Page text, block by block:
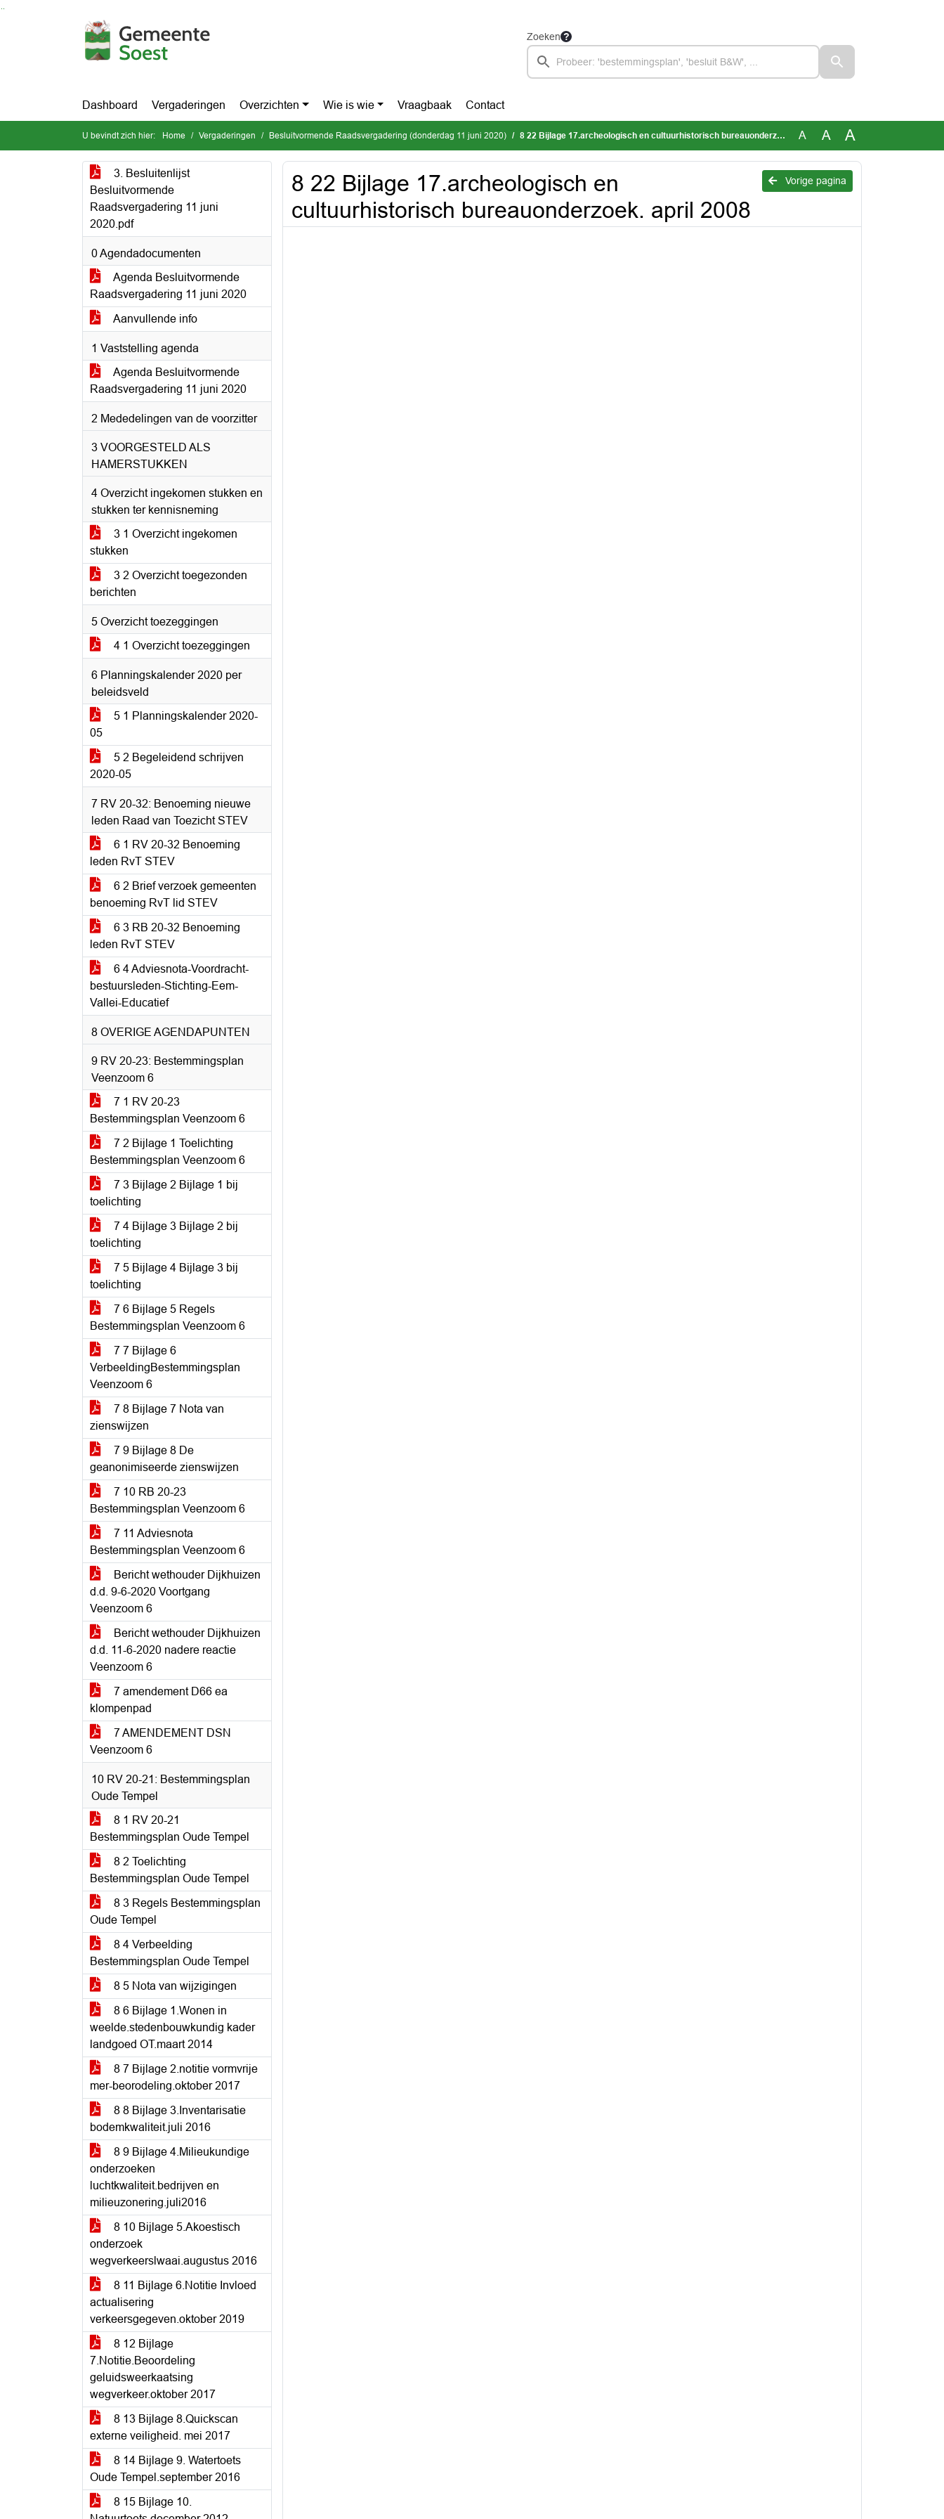
Zoeken
Dashboard Vergaderingen Overzichten Wie is wie Vraagbaak Contact
U bevindt zich hier: Home Vergaderingen Besluitvormende Raadsvergadering (donderdag 11 juni 2020) 8 22 Bijlage 17.archeologisch en cultuurhistorisch bureauonderzoek. april 2008 A A A
3. Besluitenlijst
Besluitvormende
Raadsvergadering 11 juni
2020.pdf
0 Agendadocumenten
Agenda Besluitvormende
Raadsvergadering 11 juni 2020
Aanvullende info
1 Vaststelling agenda
Agenda Besluitvormende
Raadsvergadering 11 juni 2020
2 Mededelingen van de voorzitter
3 VOORGESTELD ALS
HAMERSTUKKEN
4 Overzicht ingekomen stukken en
stukken ter kennisneming
3 1 Overzicht ingekomen
stukken
3 2 Overzicht toegezonden
berichten
5 Overzicht toezeggingen
4 1 Overzicht toezeggingen
6 Planningskalender 2020 per
beleidsveld
5 1 Planningskalender 2020-
05
5 2 Begeleidend schrijven
2020-05
7 RV 20-32: Benoeming nieuwe
leden Raad van Toezicht STEV
6 1 RV 20-32 Benoeming
leden RvT STEV
6 2 Brief verzoek gemeenten
benoeming RvT lid STEV
6 3 RB 20-32 Benoeming
leden RvT STEV
6 4 Adviesnota-Voordracht-
bestuursleden-Stichting-Eem-
Vallei-Educatief
8 OVERIGE AGENDAPUNTEN
9 RV 20-23: Bestemmingsplan
Veenzoom 6
7 1 RV 20-23
Bestemmingsplan Veenzoom 6
7 2 Bijlage 1 Toelichting
Bestemmingsplan Veenzoom 6
7 3 Bijlage 2 Bijlage 1 bij
toelichting
7 4 Bijlage 3 Bijlage 2 bij
toelichting
7 5 Bijlage 4 Bijlage 3 bij
toelichting
7 6 Bijlage 5 Regels
Bestemmingsplan Veenzoom 6
7 7 Bijlage 6
VerbeeldingBestemmingsplan
Veenzoom 6
7 8 Bijlage 7 Nota van
zienswijzen
7 9 Bijlage 8 De
geanonimiseerde zienswijzen
7 10 RB 20-23
Bestemmingsplan Veenzoom 6
7 11 Adviesnota
Bestemmingsplan Veenzoom 6
Bericht wethouder Dijkhuizen
d.d. 9-6-2020 Voortgang
Veenzoom 6
Bericht wethouder Dijkhuizen
d.d. 11-6-2020 nadere reactie
Veenzoom 6
7 amendement D66 ea
klompenpad
7 AMENDEMENT DSN
Veenzoom 6
10 RV 20-21: Bestemmingsplan
Oude Tempel
8 1 RV 20-21
Bestemmingsplan Oude Tempel
8 2 Toelichting
Bestemmingsplan Oude Tempel
8 3 Regels Bestemmingsplan
Oude Tempel
8 4 Verbeelding
Bestemmingsplan Oude Tempel
8 5 Nota van wijzigingen
8 6 Bijlage 1.Wonen in
weelde.stedenbouwkundig kader
landgoed OT.maart 2014
8 7 Bijlage 2.notitie vormvrije
mer-beorodeling.oktober 2017
8 8 Bijlage 3.Inventarisatie
bodemkwaliteit.juli 2016
8 9 Bijlage 4.Milieukundige
onderzoeken
luchtkwaliteit.bedrijven en
milieuzonering.juli2016
8 10 Bijlage 5.Akoestisch
onderzoek
wegverkeerslwaai.augustus 2016
8 11 Bijlage 6.Notitie Invloed
actualisering
verkeersgegeven.oktober 2019
8 12 Bijlage
7.Notitie.Beoordeling
geluidsweerkaatsing
wegverkeer.oktober 2017
8 13 Bijlage 8.Quickscan
externe veiligheid. mei 2017
8 14 Bijlage 9. Watertoets
Oude Tempel.september 2016
8 15 Bijlage 10.
Vorige pagina
8 22 Bijlage 17.archeologisch en
cultuurhistorisch bureauonderzoek. april 2008